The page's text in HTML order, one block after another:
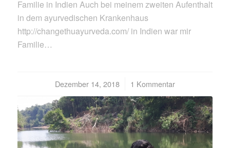
Familie in Indien Auch bei meinem zweiten Aufenthalt
in dem ayurvedischen Krankenhaus
http://changethuayurveda.com/ in Indien war mir
Familie…
Dezember 14, 2018
/ 1 Kommentar